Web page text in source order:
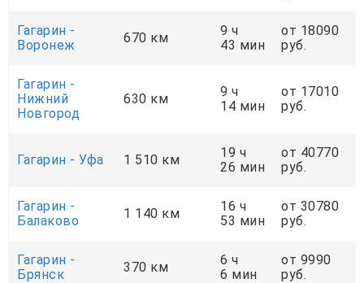
Гагарин -
Воронеж
670 км
9 ч
43 мин
от 18090
руб.
Гагарин -
Нижний
Новгород
630 км
9 ч
14 мин
от 17010
руб.
Гагарин - Уфа 1 510 км
19 ч
26 мин
от 40770
руб.
Гагарин -
Балаково
1 140 км
16 ч
53 мин
от 30780
руб.
Гагарин -
Брянск
370 км
6 ч
6 мин
от 9990
руб.